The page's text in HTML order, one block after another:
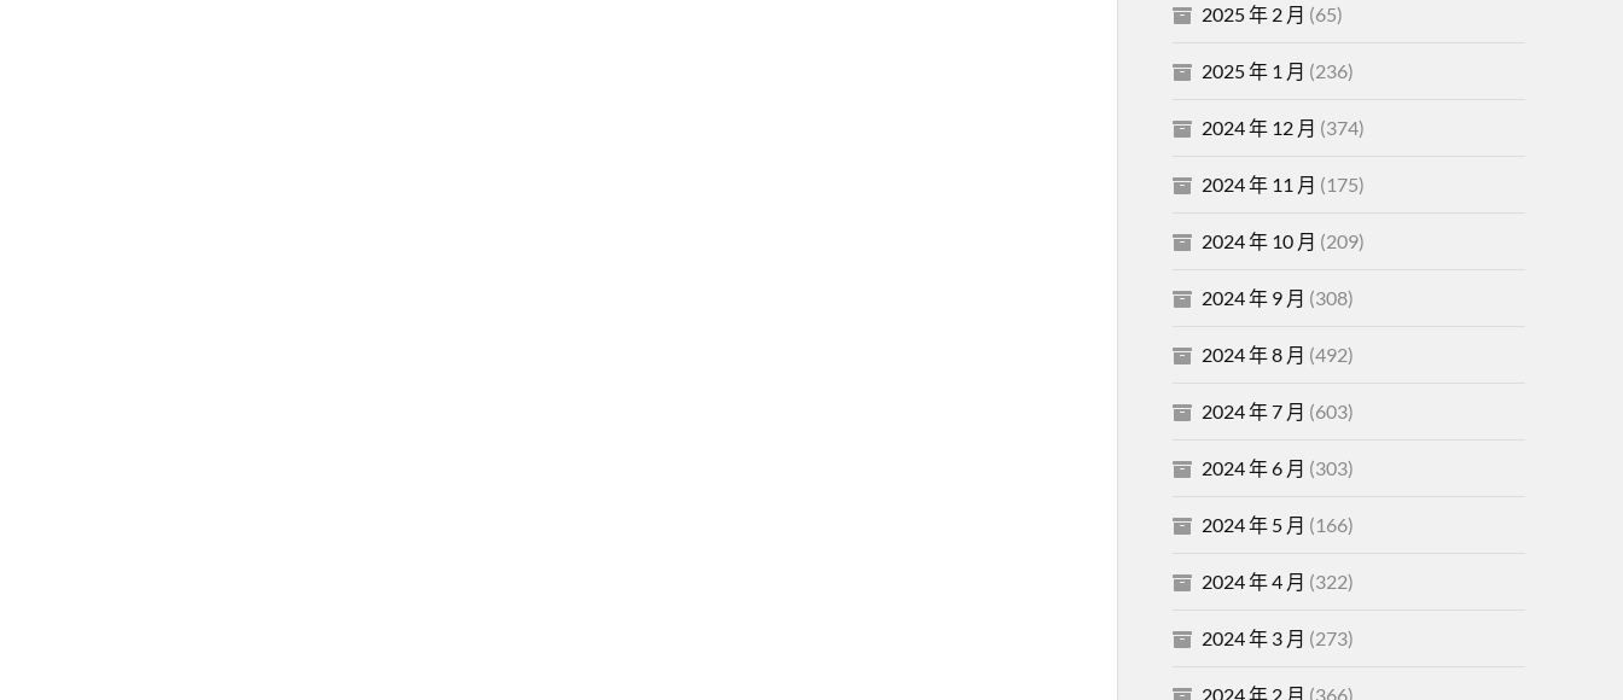
2025 年 2 月 (65)
2025 年 1 月 (236)
2024 年 12 月 (374)
2024 年 11 月 (175)
2024 年 10 月 (209)
2024 年 9 月 (308)
2024 年 8 月 (492)
2024 年 7 月 (603)
2024 年 6 月 (303)
2024 年 5 月 (166)
2024 年 4 月 (322)
2024 年 3 月 (273)
2024 年 2 月 (366)